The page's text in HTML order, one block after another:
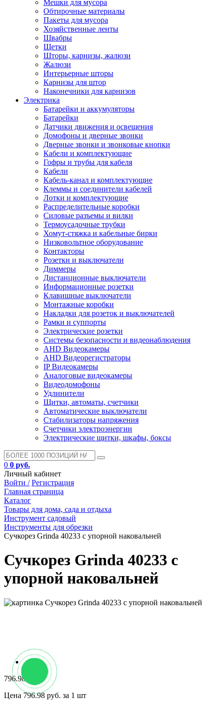
Мешки для мусора
Обтирочные материалы
Пакеты для мусора
Хозяйственные ленты
Швабры
Щетки
Шторы, карнизы, жалюзи
Жалюзи
Интерьерные шторы
Карнизы для штор
Наконечники для карнизов
Электрика
Батарейки и аккумуляторы
Батарейки
Датчики движения и освещения
Домофоны и дверные звонки
Дверные звонки и звонковые кнопки
Кабели и комплектующие
Гофры и трубы для кабеля
Кабели
Кабель-канал и комплектующие
Клеммы и соединители кабелей
Лотки и комплектующие
Распределительные коробки
Силовые разъемы и вилки
Термоусадочные трубки
Хомут-стяжка и кабельные бирки
Низковольтное оборудование
Контакторы
Розетки и выключатели
Диммеры
Дистанционные выключатели
Информационные розетки
Клавишные выключатели
Монтажные коробки
Накладки для розеток и выключателей
Рамки и суппорты
Электрические розетки
Системы безопасности и видеонаблюдения
AHD Видеокамеры
AHD Видеорегистраторы
IP Видеокамеры
Аналоговые видеокамеры
Видеодомофоны
Удлинители
Щитки, автоматы, счетчики
Автоматические выключатели
Стабилизаторы напряжения
Счетчики электроэнергии
Электрические щитки, шкафы, боксы
0 0 руб.
Личный кабинет
Войти / Регистрация
Главная страница
Каталог
Товары для дома, сада и отдыха
Инструмент садовый
Инструменты для обрезки
Сучкорез Grinda 40233 с упорной наковальней
Сучкорез Grinda 40233 с
упорной наковальней
796.98 руб.
Цена 796.98 руб. за 1 шт